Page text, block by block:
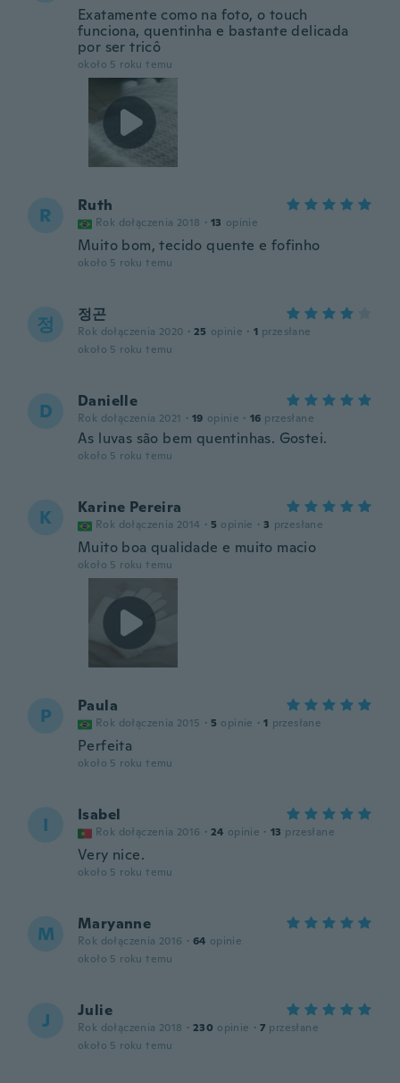
Exatamente como na foto, o touch
funciona, quentinha e bastante delicada
por ser tricô
około 5 roku temu
R Ruth
Rok dołączenia 2018 · 13 opinie
Muito bom, tecido quente e fofinho
około 5 roku temu
정 정곤
Rok dołączenia 2020 · 25 opinie · 1 przesłane
około 5 roku temu
D Danielle
Rok dołączenia 2021 · 19 opinie · 16 przesłane
As luvas são bem quentinhas. Gostei.
około 5 roku temu
K Karine Pereira
Rok dołączenia 2014 · 5 opinie · 3 przesłane
Muito boa qualidade e muito macio
około 5 roku temu
P Paula
Rok dołączenia 2015 · 5 opinie · 1 przesłane
Perfeita
około 5 roku temu
I Isabel
Rok dołączenia 2016 · 24 opinie · 13 przesłane
Very nice.
około 5 roku temu
M Maryanne
Rok dołączenia 2016 · 64 opinie
około 5 roku temu
J Julie
Rok dołączenia 2018 · 230 opinie · 7 przesłane
około 5 roku temu